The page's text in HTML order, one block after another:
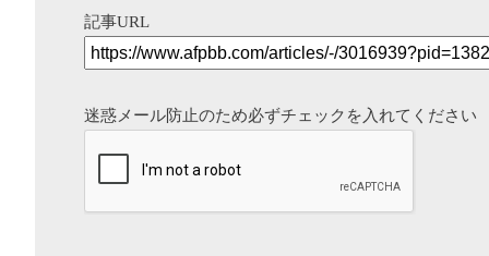
記事URL
迷惑メール防止のため必ずチェックを入れてください